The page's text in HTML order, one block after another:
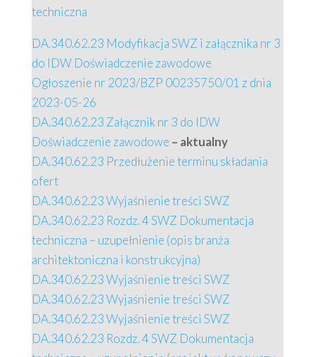
techniczna
DA.340.62.23 Modyfikacja SWZ i załącznika nr 3
do IDW Doświadczenie zawodowe
Ogłoszenie nr 2023/BZP 00235750/01 z dnia
2023-05-26
DA.340.62.23 Załącznik nr 3 do IDW
Doświadczenie zawodowe – aktualny
DA.340.62.23 Przedłużenie terminu składania
ofert
DA.340.62.23 Wyjaśnienie treści SWZ
DA.340.62.23 Rozdz. 4 SWZ Dokumentacja
techniczna – uzupełnienie (opis branża
architektoniczna i konstrukcyjna)
DA.340.62.23 Wyjaśnienie treści SWZ
DA.340.62.23 Wyjaśnienie treści SWZ
DA.340.62.23 Wyjaśnienie treści SWZ
DA.340.62.23 Rozdz. 4 SWZ Dokumentacja